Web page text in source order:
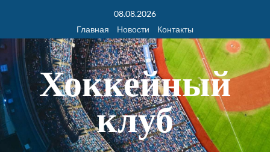
08.08.2026
Главная
Новости Контакты
Хоккейный
клуб